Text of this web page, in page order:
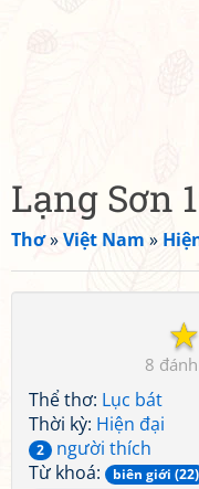
Lạng Sơn
Thơ»Việt Nam »
☆
8
Thể thơ: Lục bát
Thời kỳ: Hiện đại
2
người thích
Từ khoá:
biên giới (22)